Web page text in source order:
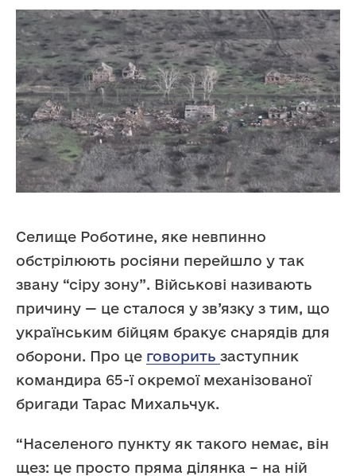
Селище Роботине, яке невпинно
обстрілюють росіяни перейшло у так
звану “сіру зону”. Військові називають
причину — це сталося у зв’язку з тим, що
українським бійцям бракує снарядів для
оборони. Про це говорить заступник
командира 65-ї окремої механізованої
бригади Тарас Михальчук.
“Населеного пункту як такого немає, він
щез: це просто пряма ділянка – на ній